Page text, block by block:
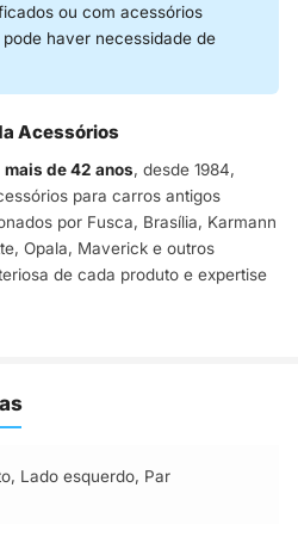
ou com acessórios
haver necessidade de
Acessórios
mais de 42 anos, desde 1984,
para carros antigos
por Fusca, Brasília, Karmann
Opala, Maverick e outros
de cada produto e expertise
, Lado esquerdo, Par